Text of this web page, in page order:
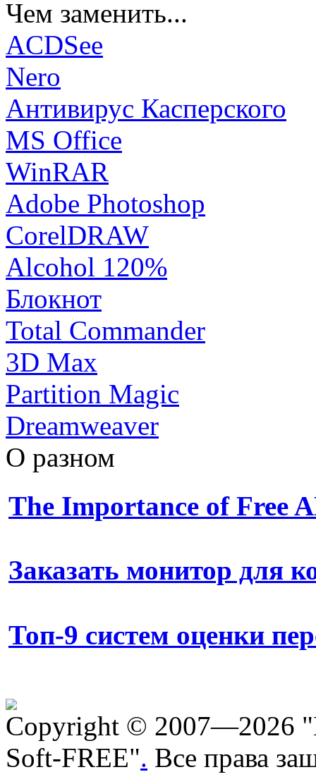
Чем заменить...
ACDSee
Nero
Антивирус Касперского
MS Office
WinRAR
Adobe Photoshop
CorelDRAW
Alcohol 120%
Блокнот
Total Commander
3D Max
Partition Magic
Dreamweaver
О разном
The Importance of Free
Заказать монитор для
Топ-9 систем оценки
Copyright © 2007—2026
Soft-FREE". Все права